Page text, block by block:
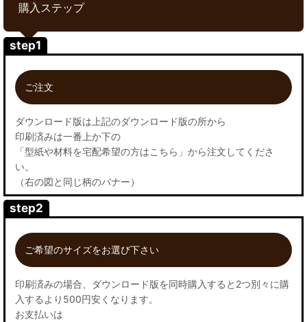
購入ステップ
step1
ご注文
ダウンロード版は上記のダウンロード版の所から
印刷済みは一番上か下の
「型紙や材料を宅配希望の方はこちら」から注文してくださ
い。
（右の図と同じ柄のバナー）
step2
ご希望のサイズをお選び下さい
印刷済みの場合、ダウンロード版を同時購入すると2つ別々に購
入するより500円安くなります。
お支払いは